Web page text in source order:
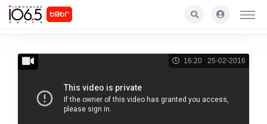
ԵԹԵՐ
16:20 25-02-2016